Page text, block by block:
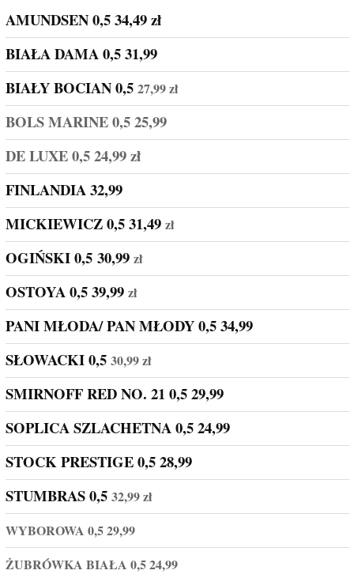
AMUNDSEN 0,5 34,49 zł
BIAŁA DAMA 0,5 31,99
BIAŁY BOCIAN 0,5 27,99 zł
BOLS MARINE 0,5 25,99
DE LUXE 0,5 24,99 zł
FINLANDIA 32,99
MICKIEWICZ 0,531,49zł
OGIŃSKI 0,530,99zł
OSTOYA 0,539,99zł
PANI MŁODA/ PAN MŁODY 0,5 34,99
SŁOWACKI 0,5 30,99 zł
SMIRNOFF RED NO. 21 0,5 29,99
SOPLICA SZLACHETNA 0,5 24,99
STOCK PRESTIGE 0,5 28,99
STUMBRAS 0,5 32,99 zł
WYBOROWA 0,5 29,99
ŻUBRÓWKA BIAŁA 0,5 24,99